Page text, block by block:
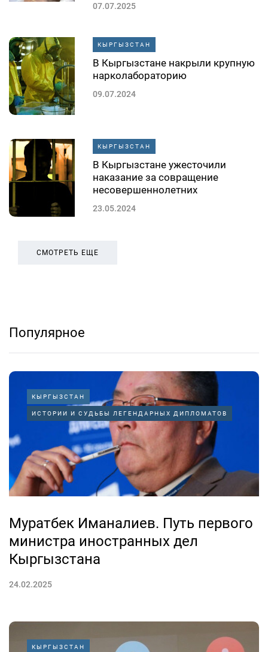
07.07.2025
КЫРГЫЗСТАН
В Кыргызстане накрыли крупную
нарколабораторию
09.07.2024
КЫРГЫЗСТАН
В Кыргызстане ужесточили
наказание за совращение
несовершеннолетних
23.05.2024
СМОТРЕТЬ ЕЩЕ
Популярное
КЫРГЫЗСТАН
ИСТОРИИ И СУДЬБЫ ЛЕГЕНДАРНЫХ ДИПЛОМАТОВ
Муратбек Иманалиев. Путь первого
министра иностранных дел
Кыргызстана
24.02.2025
КЫРГЫЗСТАН